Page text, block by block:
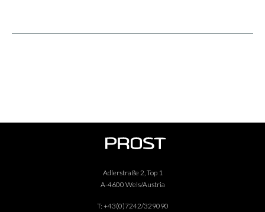
Adlerstraße 2, Top 1
A-4600 Wels/Austria
T: +43(0)7242/329090